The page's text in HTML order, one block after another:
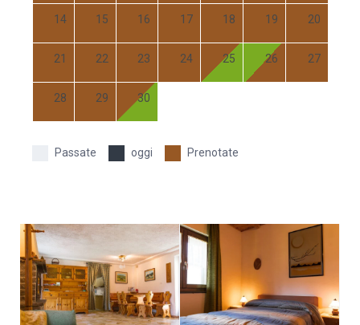
14 15 16 17 18 19 20
21 22 23 24 25 26 27
28 29 30
Passate oggi Prenotate